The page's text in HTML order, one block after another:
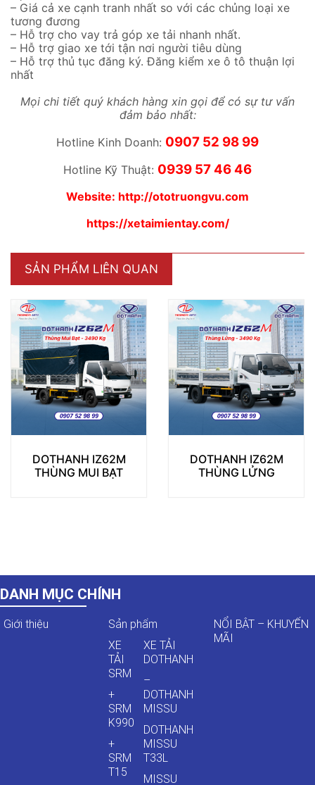
– Giá cả xe cạnh tranh nhất so với các chủng loại xe
tương đương
– Hỗ trợ cho vay trả góp xe tải nhanh nhất.
– Hỗ trợ giao xe tới tận nơi người tiêu dùng
– Hỗ trợ thủ tục đăng ký. Đăng kiểm xe ô tô thuận lợi
nhất
Mọi chi tiết quý khách hàng xin gọi để có sự tư vấn
đảm bảo nhất:
Hotline Kinh Doanh: 0907 52 98 99
Hotline Kỹ Thuật: 0939 57 46 46
Website: http://ototruongvu.com
https://xetaimientay.com/
SẢN PHẨM LIÊN QUAN
DOTHANH IZ62M
THÙNG MUI BẠT
DOTHANH IZ62M
THÙNG LỬNG
DANH MỤC CHÍNH
Giới thiệu
Sản phẩm
XE
TẢI
SRM
+
SRM
K990
+
SRM
T15
XE TẢI
DOTHANH
–
DOTHANH
MISSU
DOTHANH
MISSU
T33L
MISSU
NỔI BẬT – KHUYẾN
MÃI